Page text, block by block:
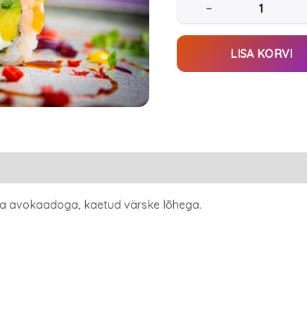
–
LISA KORVI
avokaadoga, kaetud värske lõhega.